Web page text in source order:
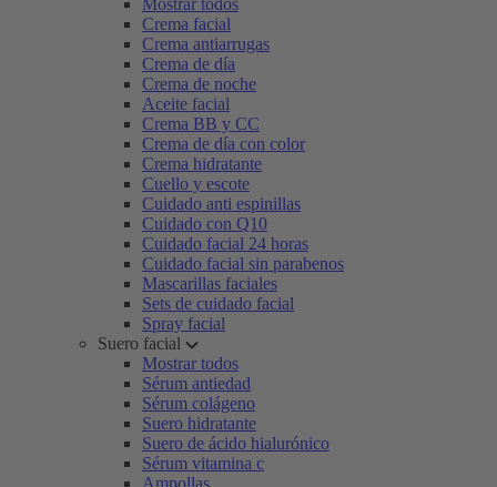
Mostrar todos
Crema facial
Crema antiarrugas
Crema de día
Crema de noche
Aceite facial
Crema BB y CC
Crema de día con color
Crema hidratante
Cuello y escote
Cuidado anti espinillas
Cuidado con Q10
Cuidado facial 24 horas
Cuidado facial sin parabenos
Mascarillas faciales
Sets de cuidado facial
Spray facial
Suero facial
Mostrar todos
Sérum antiedad
Sérum colágeno
Suero hidratante
Suero de ácido hialurónico
Sérum vitamina c
Ampollas